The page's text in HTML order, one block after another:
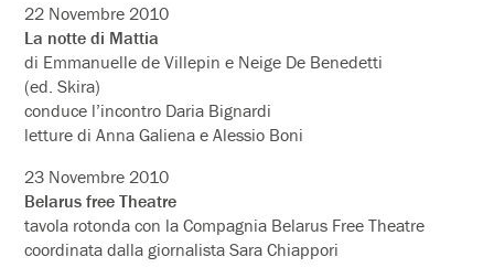
22 Novembre 2010
La notte di Mattia
di Emmanuelle de Villepin e Neige De Benedetti
(ed. Skira)
conduce l’incontro Daria Bignardi
letture di Anna Galiena e Alessio Boni
23 Novembre 2010
Belarus free Theatre
tavola rotonda con la Compagnia Belarus Free Theatre
coordinata dalla giornalista Sara Chiappori